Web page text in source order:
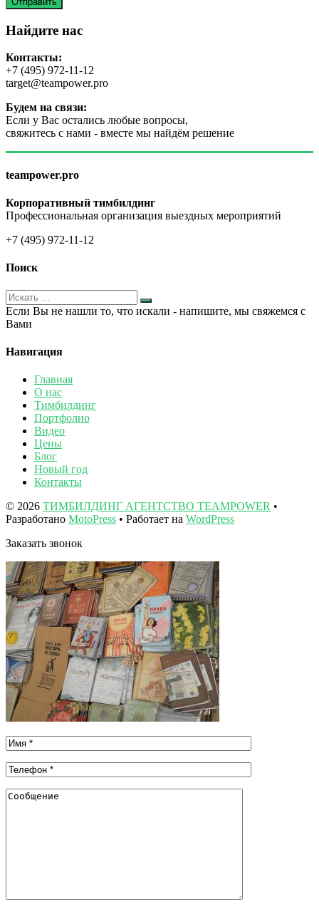
Найдите нас
Контакты:
+7 (495) 972-11-12
target@teampower.pro
Будем на связи:
Если у Вас остались любые вопросы,
свяжитесь с нами - вместе мы найдём решение
teampower.pro
Корпоративный тимбилдинг
Профессиональная организация выездных мероприятий
+7 (495) 972-11-12
Поиск
Если Вы не нашли то, что искали - напишите, мы свяжемся с
Вами
Навигация
Главная
О нас
Тимбилдинг
Портфолио
Видео
Цены
Блог
Новый год
Контакты
© 2026 ТИМБИЛДИНГ АГЕНТСТВО TEAMPOWER •
Разработано MotoPress • Работает на WordPress
Заказать звонок